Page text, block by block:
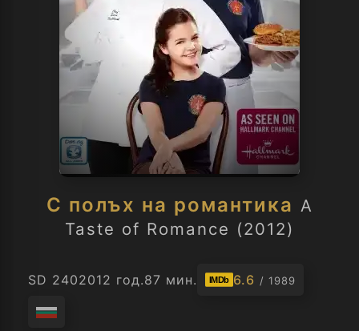
С полъх на романтика A
Taste of Romance (2012)
SD 2402012 год.87 мин. IMDb 6.6 / 1989